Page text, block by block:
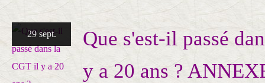
29 sept.
Que s'est-il passé
y a 20 ans ?